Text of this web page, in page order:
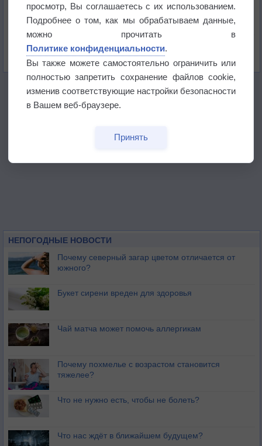
Погода в Краснодаре 5 августа
Погода в Санкт-Петербурге 5 августа
НЕПОГОДНЫЕ НОВОСТИ
Почему северный загар цветом отличается от
южного?
Букет сирени вреден для здоровья
Чай матча может помочь аллергикам
Почему похмелье с возрастом становится
тяжелее?
Что не нужно есть, чтобы не болеть?
Что нас ждёт в ближайшем будущем?
просмотр, Вы соглашаетесь с их использованием.
Подробнее о том, как мы обрабатываем данные,
можно прочитать в
Политике конфиденциальности.
Вы также можете самостоятельно ограничить или
полностью запретить сохранение файлов cookie,
изменив соответствующие настройки безопасности
в Вашем веб-браузере.
Принять